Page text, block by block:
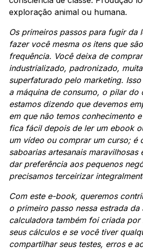
exploração animal ou humana.
Os primeiros passos para fugir da
fazer você mesma os itens que
frequência. Você deixa de
industrializado, padronizado,
superfaturado pelo marketing.
a máquina de consumo, o pilar do
estamos dizendo que devemos
em que não temos conhecimento
fica fácil depois de ler um ebook
um vídeo ou comprar um curso; é
saboarias artesanais maravilhosas
dar preferência aos pequenos
precisamos terceirizar
Com este e-book, queremos
o primeiro passo nessa estrada da
calculadora também foi criada
seus cálculos e se você tiver
compartilhar seus testes, erros e